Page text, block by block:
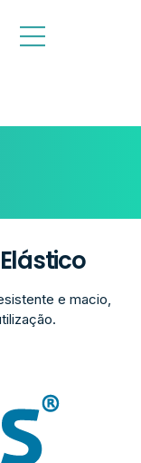
e macio,